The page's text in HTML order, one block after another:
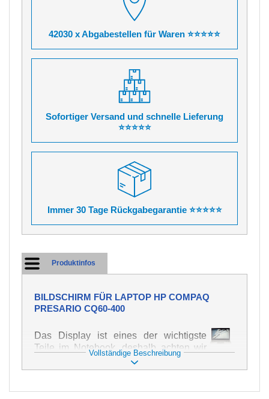
42030 x Abgabestellen für Waren ⭐⭐⭐⭐⭐
Sofortiger Versand und schnelle Lieferung
⭐⭐⭐⭐⭐
Immer 30 Tage Rückgabegarantie ⭐⭐⭐⭐⭐
Produktinfos
BILDSCHIRM FÜR LAPTOP HP COMPAQ
PRESARIO CQ60-400
Das Display ist eines der wichtigste
Teile im Notebook, deshalb achten wir
auf höchste Qualität dieses Ersatzteils.
Er dient zur Darstellung von Texten und
Vollständige Beschreibung